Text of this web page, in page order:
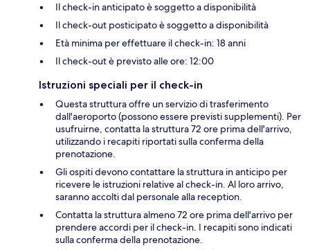
Il check-in anticipato è soggetto a disponibilità
Il check-out posticipato è soggetto a disponibilità
Età minima per effettuare il check-in: 18 anni
Il check-out è previsto alle ore: 12:00
Istruzioni speciali per il check-in
Questa struttura offre un servizio di trasferimento
dall'aeroporto (possono essere previsti supplementi). Per
usufruirne, contatta la struttura 72 ore prima dell'arrivo,
utilizzando i recapiti riportati sulla conferma della
prenotazione.
Gli ospiti devono contattare la struttura in anticipo per
ricevere le istruzioni relative al check-in. Al loro arrivo,
saranno accolti dal personale alla reception.
Contatta la struttura almeno 72 ore prima dell'arrivo per
prendere accordi per il check-in. I recapiti sono indicati
sulla conferma della prenotazione.